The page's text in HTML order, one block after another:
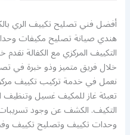
أفضل فني تصليح تكييف الري
هندي صيانة تصليح مكيفات
التكييف المركزي مع الكفالة
خلال فريق متميز وذو خبرة في
نعمل في خدمة تركيب تكييف
تعبئة غاز للمكيف غسيل وتنظيف
التكيف. الكشف عن وجود تسريبات
وحدات تكييف وتصليح تكييف